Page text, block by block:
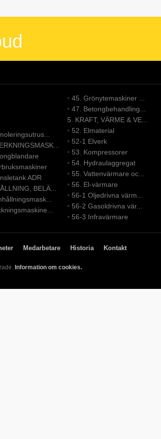
ADR
BELÄ...
• 45. Grönytemaskiner ...
• 47. Betongbehandling...
5. KRAFT, VÄRME & VE...
• 52. Elmaterial
• 52-1 Elverk
• 53. Kompressorer
• 54. Hydraulaggregat
• 55. Vattenvärmare oc...
• 56. El-värmare
• 56-1 Oljedrivna värm...
• 56-2 Gasoldrivna vär...
• 56-3 Infravärmare
Medarbetare Historia Kontakt
Information om cookies.